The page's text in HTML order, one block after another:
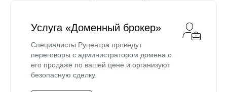
Услуга «Доменный брокер»
Специалисты Руцентра проведут
переговоры с администратором домена о
его продаже по вашей цене и организуют
безопасную сделку.